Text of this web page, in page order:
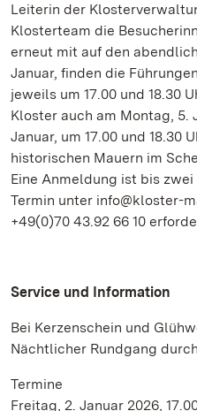
Leiterin der
Klosterteam die
erneut mit auf den
Januar, finden die
jeweils um 17.00 und 18.30
Kloster auch am Montag, 5.
Januar, um 17.00 und 18.30
historischen Mauern im
Eine Anmeldung ist bis
Termin unter info@kloster-
+49(0)70 43.92 66 10
Service und Information
Bei Kerzenschein und
Nächtlicher Rundgang
Termine
Freitag, 2. Januar 2026,